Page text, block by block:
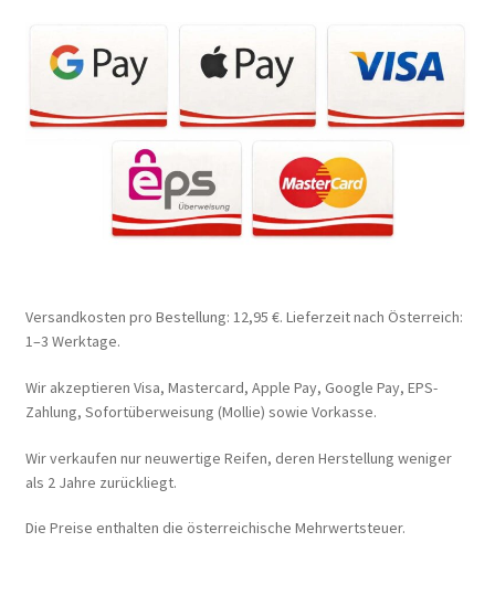
Versandkosten pro Bestellung: 12,95 €. Lieferzeit nach Österreich:
1–3 Werktage.
Wir akzeptieren Visa, Mastercard, Apple Pay, Google Pay, EPS-
Zahlung, Sofortüberweisung (Mollie) sowie Vorkasse.
Wir verkaufen nur neuwertige Reifen, deren Herstellung weniger
als 2 Jahre zurückliegt.
Die Preise enthalten die österreichische Mehrwertsteuer.